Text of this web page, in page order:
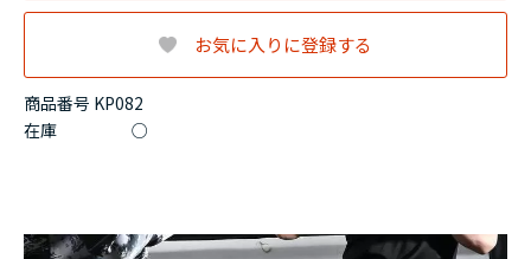
商品番号 KP082
在庫 ○
お気に入りに登録する